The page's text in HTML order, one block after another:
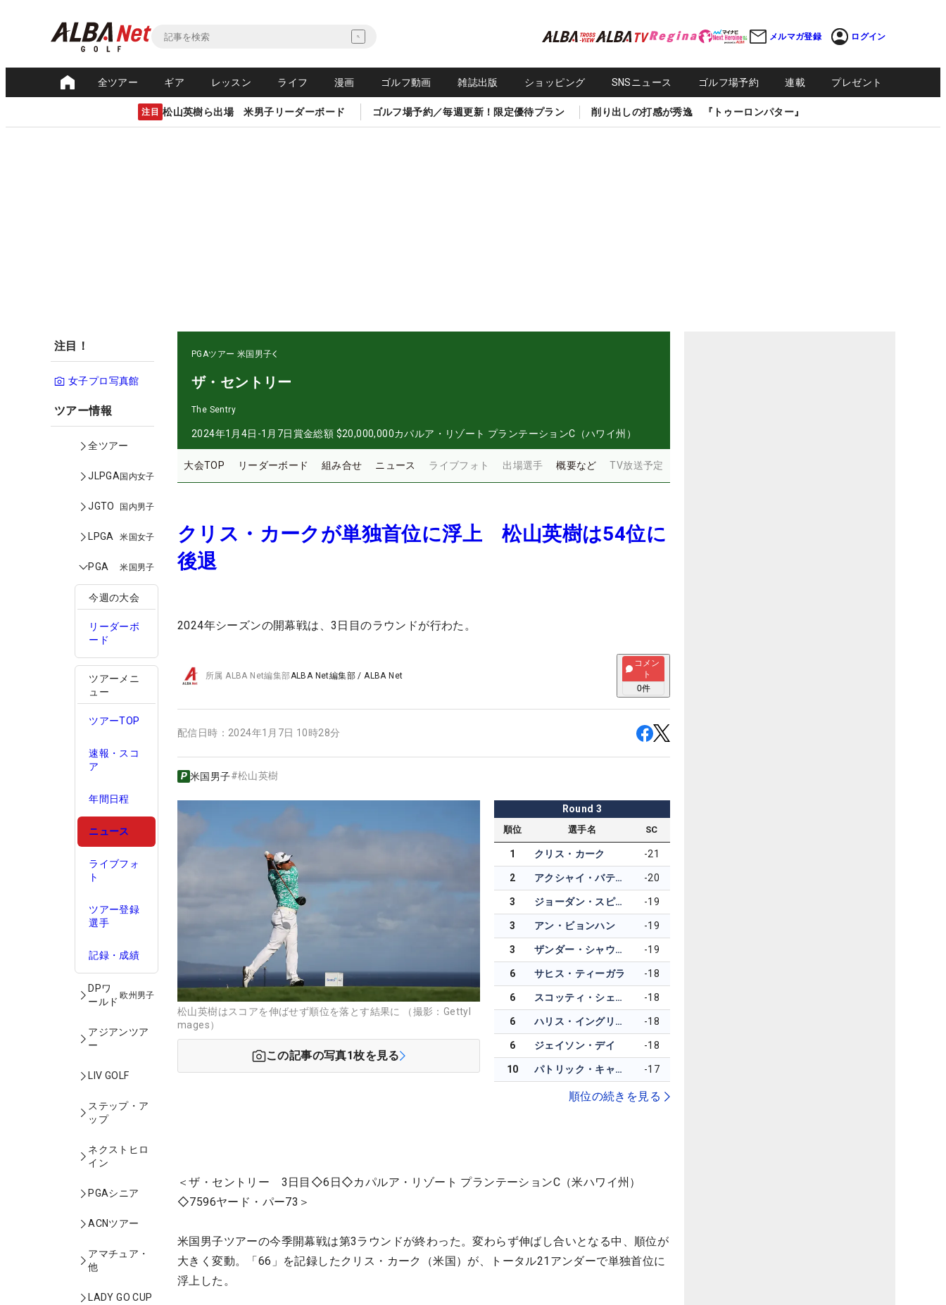
メルマガ登録 ログイン
全ツアー ギア レッスン ライフ 漫画 ゴルフ動画 雑誌出版 ショッピング SNSニュース ゴルフ場予約 連載 プレゼント
注目 松山英樹ら出場 米男子リーダーボード ゴルフ場予約／毎週更新！限定優待プラン 削り出しの打感が秀逸 『トゥーロンパター』
注目！
女子プロ写真館
ツアー情報
全ツアー
JLPGA国内女子
JGTO 国内男子
LPGA 米国女子
PGA 米国男子
今週の大会
リーダーボ
ード
ツアーメニ
ュー
ツアーTOP
速報・スコ
ア
年間日程
ニュース
ライブフォ
ト
ツアー登録
選手
記録・成績
DPワ
ールド
欧州男子
アジアンツア
ー
LIV GOLF
ステップ・ア
ップ
ネクストヒロ
イン
PGAシニア
ACNツアー
アマチュア・
他
LADY GO CUP
PGAツアー 米国男子
ザ・セントリー
The Sentry
2024年1月4日-1月7日賞金総額 $20,000,000カパルア・リゾート プランテーションC（ハワイ州）
大会TOP リーダーボード 組み合せ ニュース ライブフォト 出場選手 概要など TV放送予定
クリス・カークが単独首位に浮上 松山英樹は54位に
後退
2024年シーズンの開幕戦は、3日目のラウンドが行わた。
所属ALBA Net編集部ALBA Net編集部 /ALBA Net
コメン
ト
0件
配信日時： 2024年1月7日 10時28分
米国男子#松山英樹
松山英樹はスコアを伸ばせず順位を落とす結果に （撮影：GettyI
mages）
この記事の写真1枚を見る
Round 3
順位 選手名 SC
1 クリス・カーク -21
2 アクシャイ・バティア -20
3 ジョーダン・スピース -19
3 アン・ビョンハン -19
3 ザンダー・シャウフェレ -19
6 サヒス・ティーガラ -18
6 スコッティ・シェフラー -18
6 ハリス・イングリッシュ -18
6 ジェイソン・デイ -18
10 パトリック・キャントレー -17
順位の続きを見る
＜ザ・セントリー 3日目◇6日◇カパルア・リゾート プランテーションC（米ハワイ州）
◇7596ヤード・パー73＞
米国男子ツアーの今季開幕戦は第3ラウンドが終わった。変わらず伸ばし合いとなる中、順位が
大きく変動。「66」を記録したクリス・カーク（米国）が、トータル21アンダーで単独首位に
浮上した。